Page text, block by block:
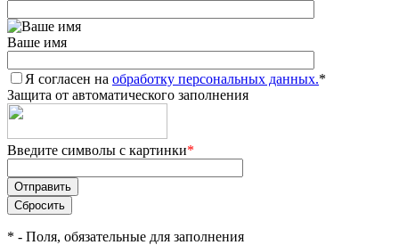
Ваше имя
Я согласен на обработку персональных данных.*
Защита от автоматического заполнения
Введите символы с картинки*
* - Поля, обязательные для заполнения